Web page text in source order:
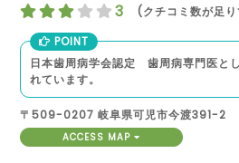
3
(クチコミ数が足
POINT
日本歯周病学会認定 歯周病専門医と
れています。
〒509-0207 岐阜県可児市今渡391-2
ACCESS MAP